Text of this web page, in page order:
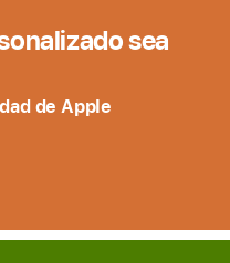
sea
de Apple